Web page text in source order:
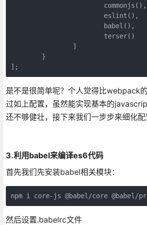
];
是不是很简单呢？个人觉得比webpack
过如上配置，虽然能实现基本的
还不够健壮，接下来我们一步步来细化配
3.利用babel来编译es6代码
首先我们先安装babel相关模块：
npm i core-js @babel/core @babel/
然后设置.babelrc文件